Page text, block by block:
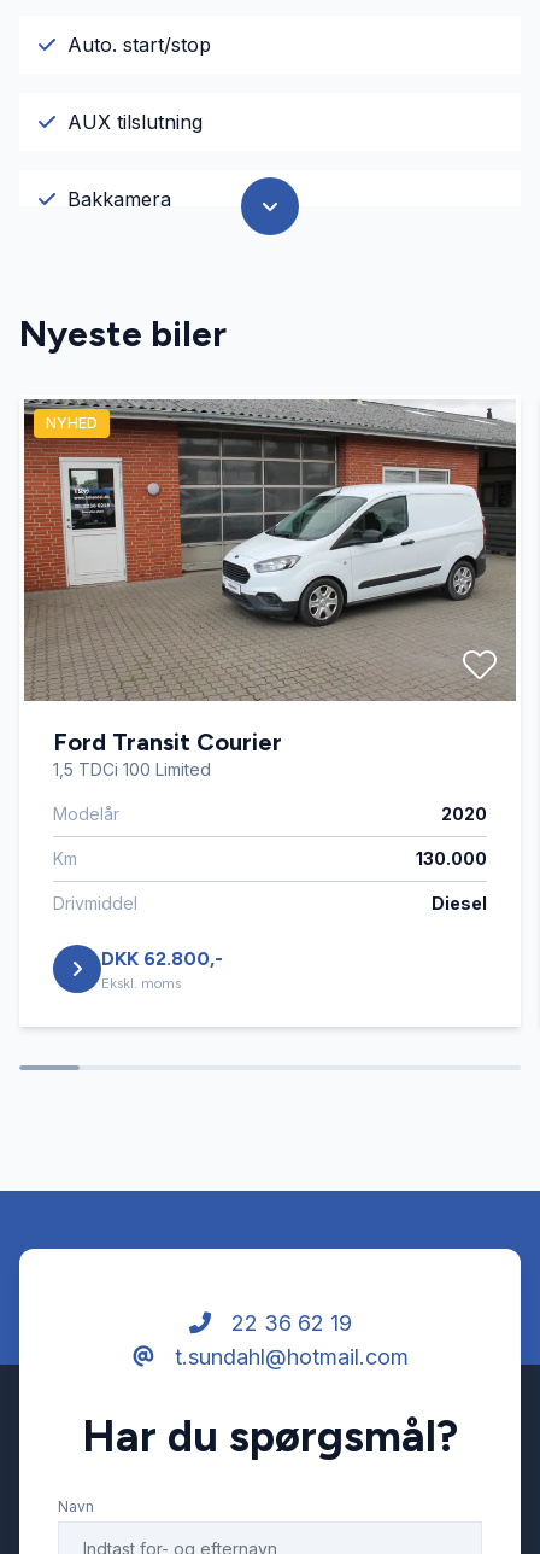
Auto. start/stop
AUX tilslutning
Bakkamera
El-ruder
El-spejle med varme
Fartpilot
Fjernbetjent centrallås
Kørecomputer
Navigation
Service OK
Sædevarme
Tågelygter
Nyeste biler
NYHED
Ford Transit Courier
1,5 TDCi 100 Limited
Modelår 2020
Km 130.000
Drivmiddel Diesel
DKK 62.800,-
Ekskl. moms
22 36 62 19
t.sundahl@hotmail.com
Har du spørgsmål?
Navn